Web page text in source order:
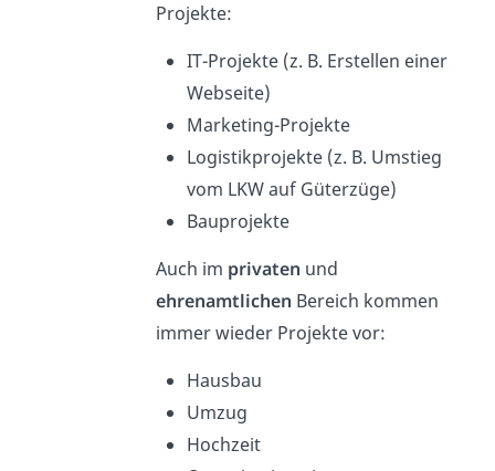
Projekte:
IT-Projekte (z. B. Erstellen einer
Webseite)
Marketing-Projekte
Logistikprojekte (z. B. Umstieg
vom LKW auf Güterzüge)
Bauprojekte
Auch im privaten und
ehrenamtlichen Bereich kommen
immer wieder Projekte vor:
Hausbau
Umzug
Hochzeit